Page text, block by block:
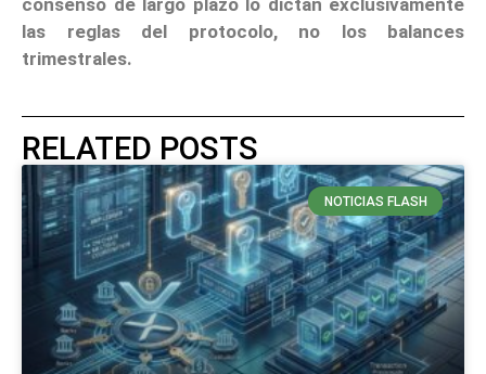
las reglas del protocolo, no los balances
trimestrales.
RELATED POSTS
NOTICIAS FLASH